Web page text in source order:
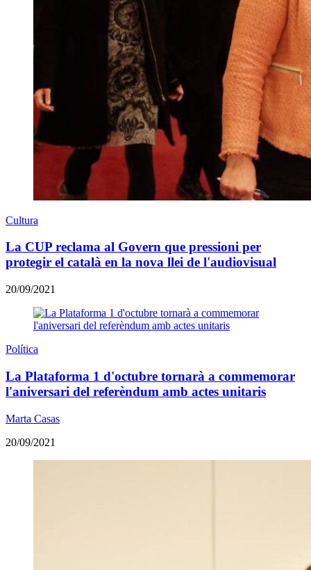
Cultura
La CUP reclama al Govern que pressioni per
protegir el català en la nova llei de l'audiovisual
20/09/2021
Política
La Plataforma 1 d'octubre tornarà a commemorar
l'aniversari del referèndum amb actes unitaris
Marta Casas
20/09/2021